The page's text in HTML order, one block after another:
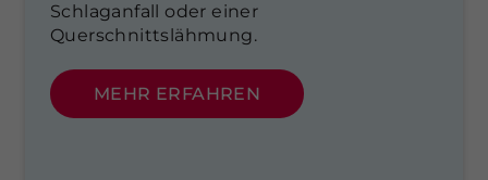
Schlaganfall oder einer
Querschnittslähmung.
MEHR ERFAHREN